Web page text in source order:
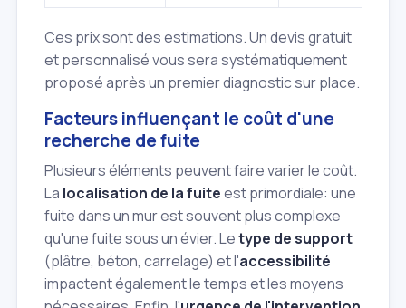
Ces prix sont des estimations. Un devis gratuit
et personnalisé vous sera systématiquement
proposé après un premier diagnostic sur place.
Facteurs influençant le coût d'une
recherche de fuite
Plusieurs éléments peuvent faire varier le coût.
La localisation de la fuiteest primordiale: une
fuite dans un mur est souvent plus complexe
qu'une fuite sous un évier. Letype de support
(plâtre, béton, carrelage) et l'accessibilité
impactent également le temps et les moyens